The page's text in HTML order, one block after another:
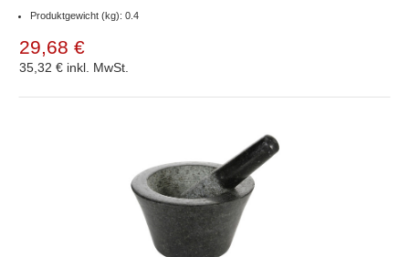
Produktgewicht (kg): 0.4
29,68 €
35,32 € inkl. MwSt.